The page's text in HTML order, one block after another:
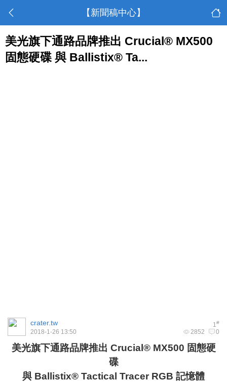
【新聞稿中心】
美光旗下通路品牌推出 Crucial® MX500
固態硬碟 與 Ballistix® Ta...
1#
crater.tw
2852 0
2018-1-26 13:50
美光旗下通路品牌推出 Crucial® MX500 固態硬
碟
與 Ballistix® Tactical Tracer RGB 記憶體